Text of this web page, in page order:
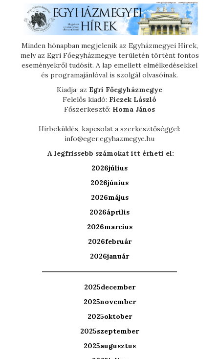
Minden hónapban megjelenik az Egyházmegyei Hírek,
mely az Egri Főegyházmegye területén történt fontos
eseményekről tudósít. A lap emellett elmélkedésekkel
és programajánlóval is szolgál olvasóinak.
Kiadja: az Egri Főegyházmegye
Felelős kiadó: Ficzek László
Főszerkesztő: Homa János
Hírbeküldés, kapcsolat a szerkesztőséggel:
info@eger.egyhazmegye.hu
A legfrissebb számokat itt érheti el:
2026július
2026június
2026május
2026április
2026marcius
2026február
2026január
2025december
2025november
2025oktober
2025szeptember
2025augusztus